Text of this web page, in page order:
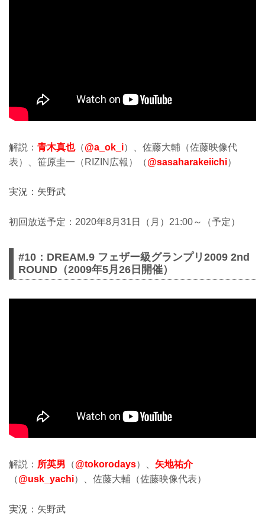
解説： 青木真也（@a_ok_i）、佐藤大輔（佐藤映像代
表）、笹原圭一（RIZIN広報）（@sasaharakeiichi）
実況：矢野武
初回放送予定：2020年8月31日（月）21:00～（予定）
#10：DREAM.9 フェザー級グランプリ2009 2nd
ROUND（2009年5月26日開催）
解説： 所英男 （@tokorodays）、 矢地祐介
（@usk_yachi）、佐藤大輔（佐藤映像代表）
実況：矢野武